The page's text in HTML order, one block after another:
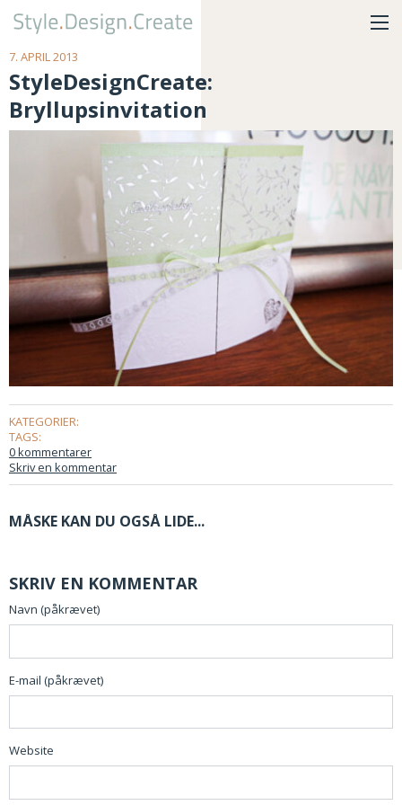
7. APRIL 2013
StyleDesignCreate:
Bryllupsinvitation
KATEGORIER:
TAGS:
0 kommentarer
Skriv en kommentar
MÅSKE KAN DU OGSÅ LIDE...
SKRIV EN KOMMENTAR
Navn (påkrævet)
E-mail (påkrævet)
Website